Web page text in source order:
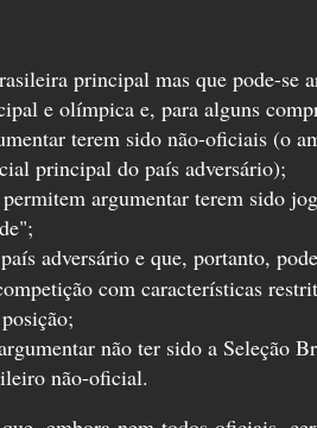
principal mas que pode-
e olímpica e, para alguns
terem sido não-oficiais (o
principal do país adversário);
argumentar terem sido
adversário e que, portanto,
com características
não ter sido a
não-oficial.